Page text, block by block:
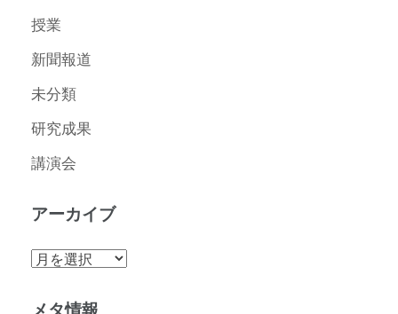
授業
新聞報道
未分類
研究成果
講演会
アーカイブ
ア
カ
メタ情報